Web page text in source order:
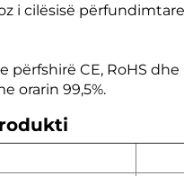
i cilësisë
CE, RoHS
orarin 99,5%.